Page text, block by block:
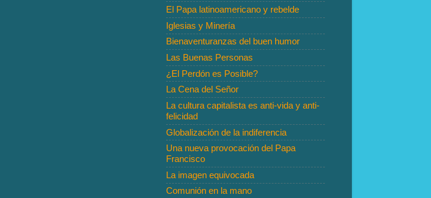
El Papa latinoamericano y rebelde
Iglesias y Minería
Bienaventuranzas del buen humor
Las Buenas Personas
¿El Perdón es Posible?
La Cena del Señor
La cultura capitalista es anti-vida y anti-
felicidad
Globalización de la indiferencia
Una nueva provocación del Papa
Francisco
La imagen equivocada
Comunión en la mano